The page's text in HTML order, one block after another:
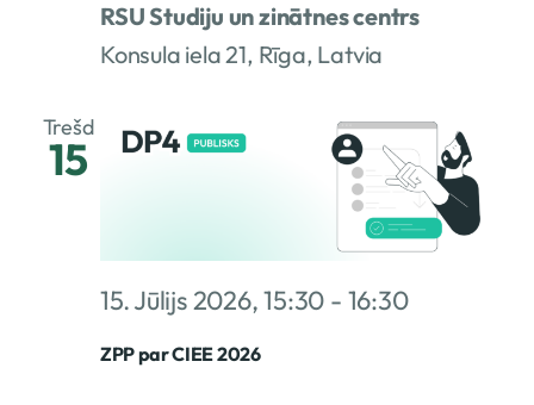
RSU Studiju un zinātnes centrs
Konsula iela 21, Rīga, Latvia
Trešd
15
ZPP par CIEE 2026
15. Jūlijs 2026, 15:30 - 16:30